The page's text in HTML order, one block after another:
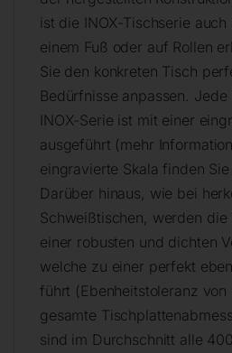
ist die INOX-Tischserie
einem Fuß oder auf Rollen
Sie den konkreten Tisch
Bedürfnisse anpassen.
INOX-Serie ist mit einer
ausgeführt (mehr
eingravierte Skala finden
Darüber hinaus, wie bei
Schweißtischen, werden
einer robusten und dichten
welche zu einer perfekt
führt (Ebenheitstoleranz
gesamte
sind im Durchschnitt alle